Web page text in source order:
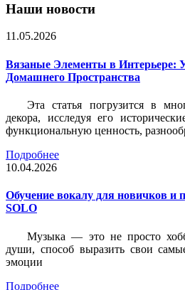
Наши новости
11.05.2026
Вязаные Элементы в Интерьере:
Домашнего Пространства
Эта статья погрузится в
декора, исследуя его
функциональную ценность,
Подробнее
10.04.2026
Обучение вокалу для новичков и
SOLO
Музыка — это не просто
души, способ выразить свои
эмоции
Подробнее